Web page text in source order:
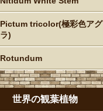
Pictum tricolor(極彩色アグ
ラ)
Rotundum
世界の観葉植物